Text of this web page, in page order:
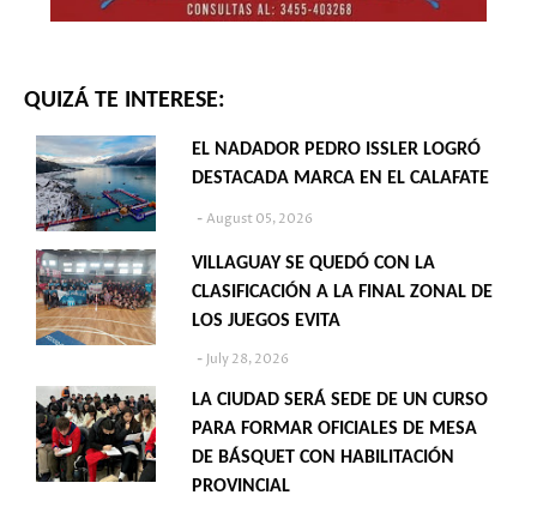
QUIZÁ TE INTERESE:
EL NADADOR PEDRO ISSLER LOGRÓ
DESTACADA MARCA EN EL CALAFATE
August 05, 2026
VILLAGUAY SE QUEDÓ CON LA
CLASIFICACIÓN A LA FINAL ZONAL DE
LOS JUEGOS EVITA
July 28, 2026
LA CIUDAD SERÁ SEDE DE UN CURSO
PARA FORMAR OFICIALES DE MESA
DE BÁSQUET CON HABILITACIÓN
PROVINCIAL